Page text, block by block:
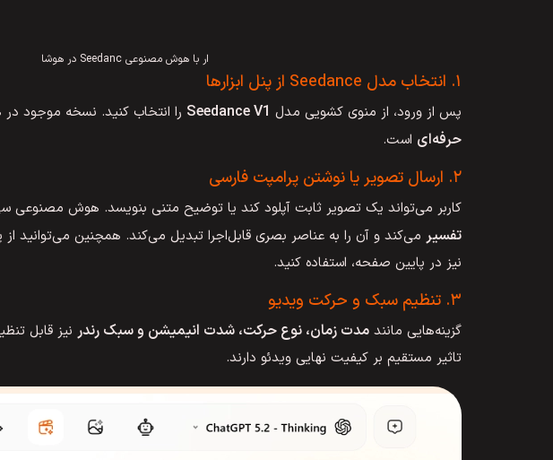
ار با هوش مصنوعی Seedanc در هوشا
۱. انتخاب مدل Seedance از پنل ابزارها
پس از ورود، از منوی کشویی مدل Seedance V1 را انتخاب کنید. نسخه موجود
حرفه‌ای است.
۲. ارسال تصویر یا نوشتن پرامپت فارسی
کاربر می‌تواند یک تصویر ثابت آپلود کند یا توضیح متنی بنویسد. هوش مصنوعی
تفسیر می‌کند و آن را به عناصر بصری قابل‌اجرا تبدیل می‌کند. همچنین می‌توانید
نیز در پایین صفحه، استفاده کنید.
۳. تنظیم سبک و حرکت ویدیو
گزینه‌هایی مانند مدت زمان، نوع حرکت، شدت انیمیشن و سبک رندر نیز قابل
تاثیر مستقیم بر کیفیت نهایی ویدئو دارند.